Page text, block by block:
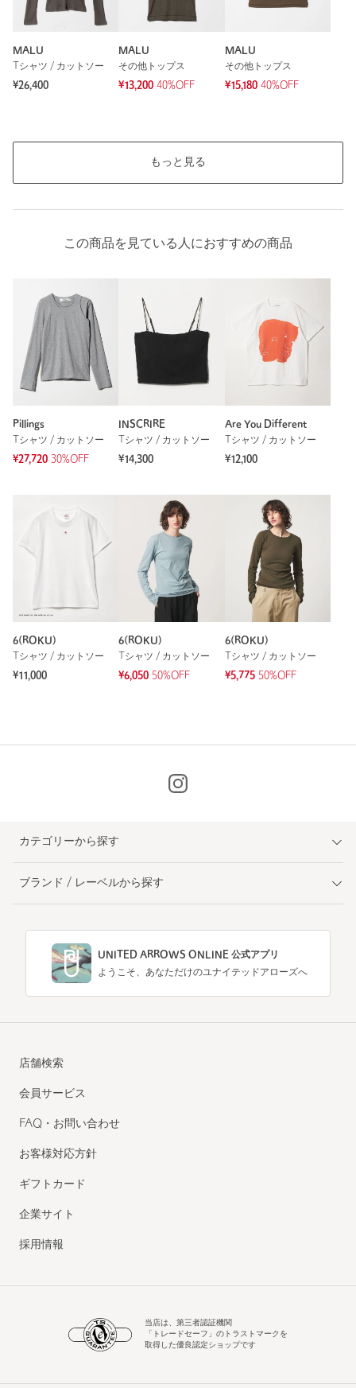
MALU
Tシャツ / カットソー
¥26,400
MALU
その他トップス
¥13,200 40%OFF
MALU
その他トップス
¥15,180 40%OFF
もっと見る
この商品を見ている人におすすめの商品
Pillings
Tシャツ / カットソー
¥27,720 30%OFF
INSCRIRE
Tシャツ / カットソー
¥14,300
Are You Different
Tシャツ / カットソー
¥12,100
6(ROKU)
Tシャツ / カットソー
¥11,000
6(ROKU)
Tシャツ / カットソー
¥6,050 50%OFF
6(ROKU)
Tシャツ / カットソー
¥5,775 50%OFF
カテゴリーから探す
ブランド / レーベルから探す
UNITED ARROWS ONLINE 公式アプリ
ようこそ、あなただけのユナイテッドアローズへ
店舗検索
会員サービス
FAQ・お問い合わせ
お客様対応方針
ギフトカード
企業サイト
採用情報
当店は、第三者認証機関
「トレードセーフ」のトラストマークを
取得した優良認定ショップです